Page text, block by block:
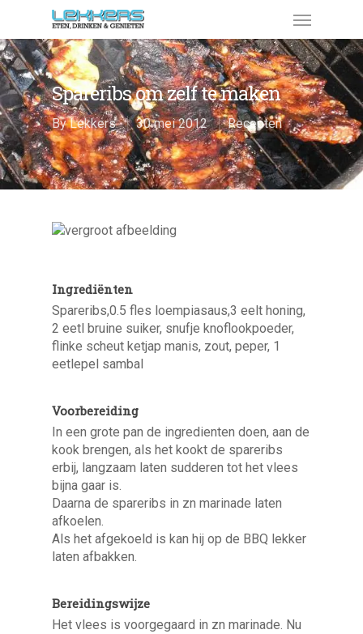
Spareribs om zelf te maken
ByLekkers 30 mei 2012 Recepten
Ingrediënten
Spareribs,0.5 fles loempiasaus,3 eelt honing,
2 eetl bruine suiker, snufje knoflookpoeder,
flinke scheut ketjap manis, zout, peper, 1
eetlepel sambal
Voorbereiding
In een grote pan de ingredienten doen, aan de
kook brengen, als het kookt de spareribs
erbij, langzaam laten sudderen tot het vlees
bijna gaar is.
Daarna de spareribs in zn marinade laten
afkoelen.
Als het afgekoeld is kan hij op de BBQ lekker
laten afbakken.
Bereidingswijze
Het vlees is voorgegaard in zn marinade. Nu